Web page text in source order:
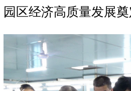
园区经济高质量发展